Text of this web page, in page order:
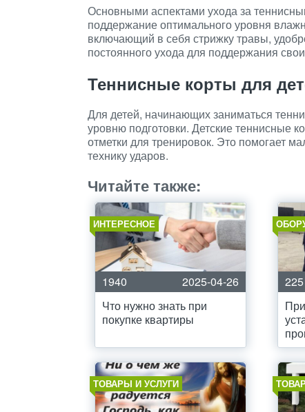
Основными аспектами ухода за
поддержание оптимального уровня
включающий в себя стрижку травы,
постоянного ухода для поддержания
Теннисные корты для
Для детей, начинающих заниматься
уровню подготовки. Детские
отметки для тренировок. Это помогает
технику ударов.
Читайте также:
ИНТЕРЕСНОЕ
1940
2025-04-26
Что нужно знать при
покупке квартиры
225
ТОВАРЫ И УСЛУГИ